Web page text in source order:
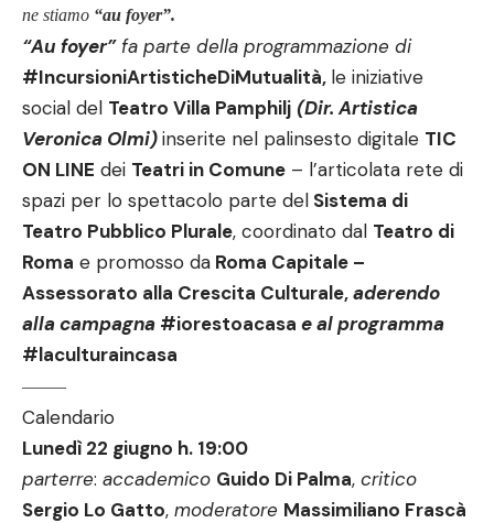
ne stiamo “au foyer”.
“Au foyer”fa parte della programmazione di
#IncursioniArtisticheDiMutualità, le iniziative
social del Teatro Villa Pamphilj (Dir. Artistica
Veronica Olmi)inserite nel palinsesto digitale TIC
ON LINE dei Teatri in Comune – l’articolata rete di
spazi per lo spettacolo parte del Sistema di
Teatro Pubblico Plurale, coordinato dal Teatro di
Roma e promosso da Roma Capitale –
Assessorato alla Crescita Culturale,aderendo
alla campagna #iorestoacasa e al programma
#laculturaincasa
——–
Calendario
Lunedì 22 giugno h. 19:00
parterre: accademico Guido Di Palma, critico
Sergio Lo Gatto, moderatore Massimiliano Frascà